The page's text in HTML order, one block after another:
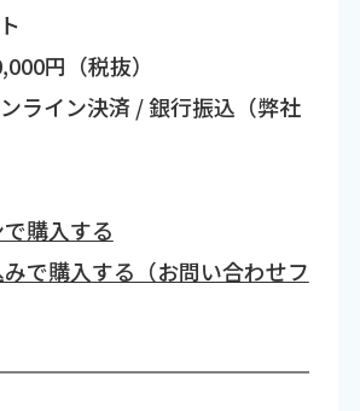
円（税抜）
ライン決済 / 銀行振込（弊社
購入する
で購入する（お問い合わせフ